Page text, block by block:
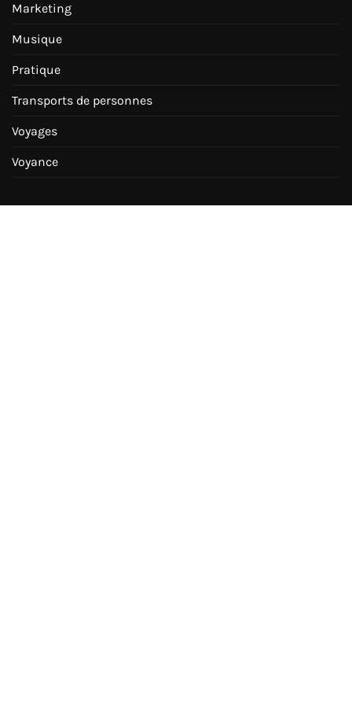
Marketing
Musique
Pratique
Transports de personnes
Voyages
Voyance